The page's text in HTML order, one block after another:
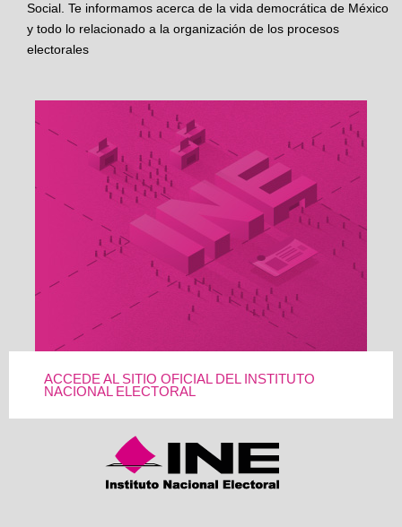
Social. Te informamos acerca de la vida democrática de México
y todo lo relacionado a la organización de los procesos
electorales
ACCEDE AL SITIO OFICIAL DEL INSTITUTO
NACIONAL ELECTORAL